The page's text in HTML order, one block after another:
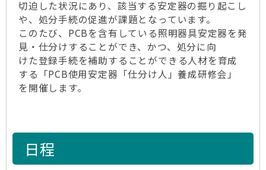
切迫した状況にあり、該当する安定器の掘り起こし
や、処分手続の促進が課題となっています。
このたび、PCBを含有している照明器具安定器を発
見・仕分けすることができ、かつ、処分に向
けた登録手続を補助することができる人材を育成
する「PCB使用安定器「仕分け人」養成研修会」
を開催します。
日程